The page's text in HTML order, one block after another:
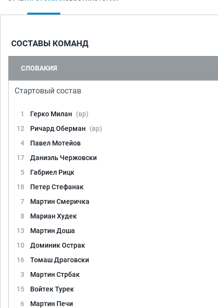
СОСТАВЫ КОМАНД
СЛОВАКИЯ
Стартовый состав
1 Герко Милан (вр)
12
Ричард Оберман (вр)
4
Павел Мотейов
17
Даниэль Чержовски
5
Габриел Рицк
18
Петер Стефанак
7
Мартин Смеричка
8
Мариан Худек
13
Мартин Доша
10
Доминик Острак
16
Томаш Драговски
3
Мартин Стрбак
15
Войтек Турек
6
Мартин Печи